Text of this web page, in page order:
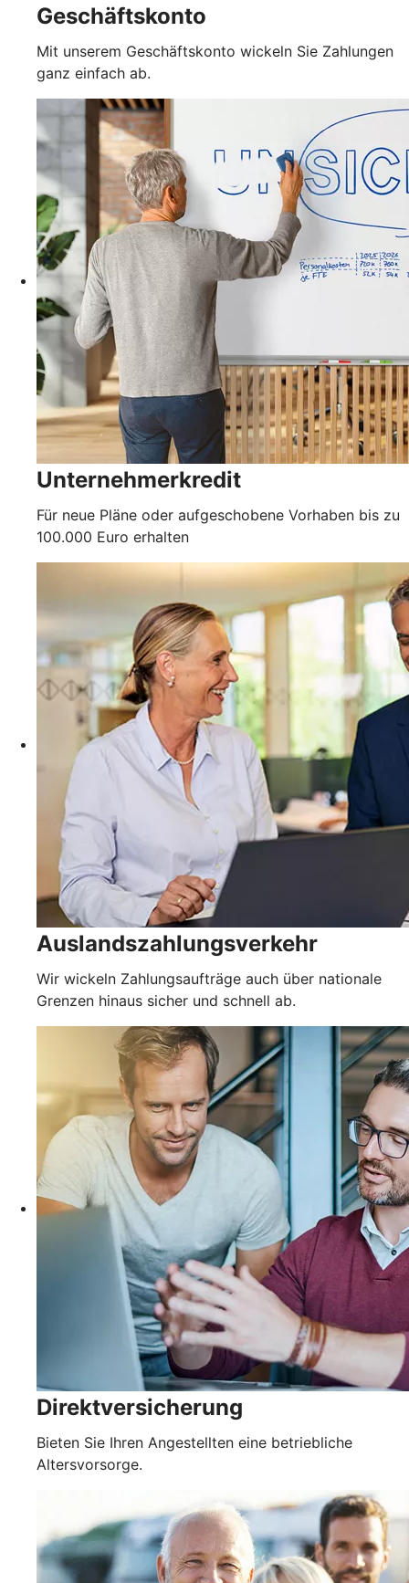
Geschäftskonto
Mit unserem Geschäftskonto wickeln Sie Zahlungen
ganz einfach ab.
Unternehmerkredit
Für neue Pläne oder aufgeschobene Vorhaben bis zu
100.000 Euro erhalten
Auslandszahlungsverkehr
Wir wickeln Zahlungsaufträge auch über nationale
Grenzen hinaus sicher und schnell ab.
Direktversicherung
Bieten Sie Ihren Angestellten eine betriebliche
Altersvorsorge.